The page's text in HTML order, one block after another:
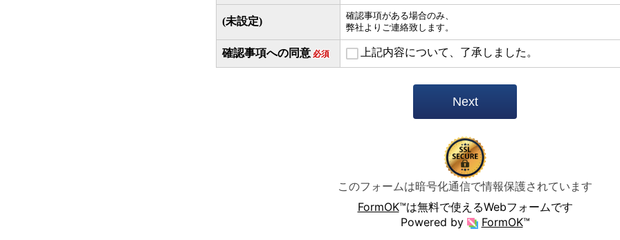
(未設定)
確認事項がある場合のみ、
弊社よりご連絡致します。
確認事項への同意 必須 上記内容について、了承しました。
Next
このフォームは暗号化通信で情報保護されています
FormOK™は無料で使えるWebフォームです
Powered by
FormOK™